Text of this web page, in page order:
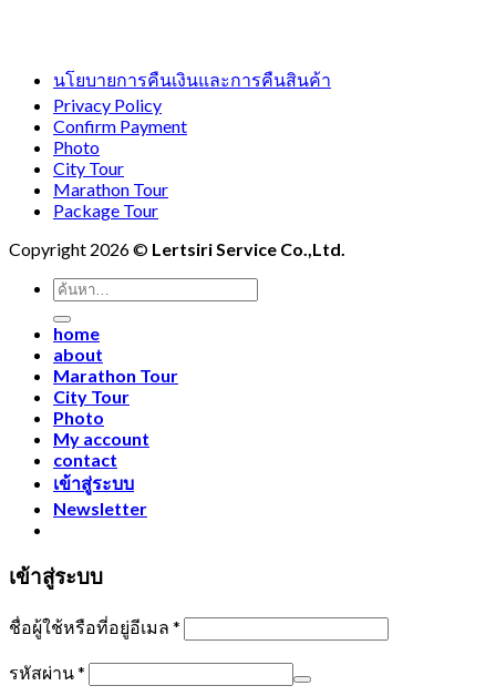
นโยบายการคืนเงินและการคืนสินค้า
Privacy Policy
Confirm Payment
Photo
City Tour
Marathon Tour
Package Tour
Copyright 2026 © Lertsiri Service Co.,Ltd.
ค้นหา:
home
about
Marathon Tour
City Tour
Photo
My account
contact
เข้าสู่ระบบ
Newsletter
เข้าสู่ระบบ
ชื่อผู้ใช้หรือที่อยู่อีเมล *
รหัสผ่าน*